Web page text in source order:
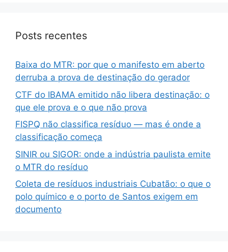
Posts recentes
Baixa do MTR: por que o manifesto em aberto
derruba a prova de destinação do gerador
CTF do IBAMA emitido não libera destinação: o
que ele prova e o que não prova
FISPQ não classifica resíduo — mas é onde a
classificação começa
SINIR ou SIGOR: onde a indústria paulista emite
o MTR do resíduo
Coleta de resíduos industriais Cubatão: o que o
polo químico e o porto de Santos exigem em
documento